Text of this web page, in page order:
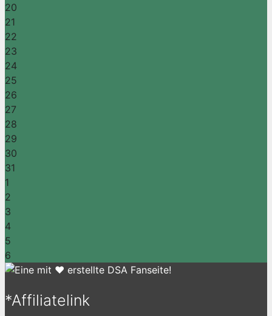
20
21
22
23
24
25
26
27
28
29
30
31
1
2
3
4
5
6
*Affiliatelink